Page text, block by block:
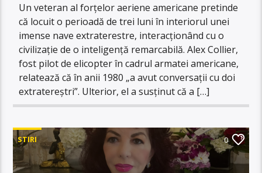
Un veteran al forțelor aeriene americane pretinde
că locuit o perioadă de trei luni în interiorul unei
imense nave extraterestre, interacționând cu o
civilizație de o inteligență remarcabilă. Alex Collier,
fost pilot de elicopter în cadrul armatei americane,
relatează că în anii 1980 „a avut conversații cu doi
extratereștri”. Ulterior, el a susținut că a […]
STIRI 0